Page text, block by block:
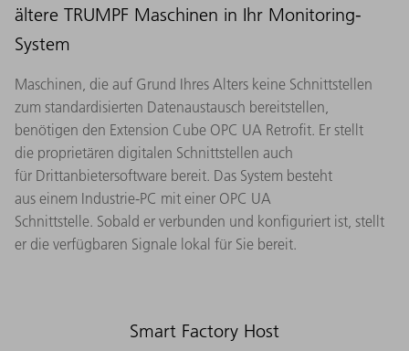
ältere TRUMPF Maschinen in Ihr Monitoring-
System
Maschinen, die auf Grund Ihres Alters keine Schnittstellen
zum standardisierten Datenaustausch bereitstellen,
benötigen den Extension Cube OPC UA Retrofit. Er stellt
die proprietären digitalen Schnittstellen auch
für Drittanbietersoftware bereit. Das System besteht
aus einem Industrie-PC mit einer OPC UA
Schnittstelle. Sobald er verbunden und konfiguriert ist, stellt
er die verfügbaren Signale lokal für Sie bereit.​
Smart Factory Host